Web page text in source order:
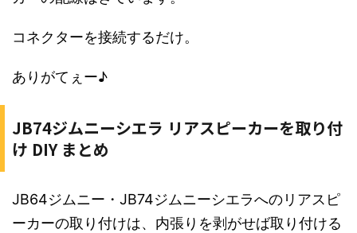
コネクターを接続するだけ。
ありがてぇー♪
JB74ジムニーシエラ リアスピーカーを取り付
け DIY まとめ
JB64ジムニー・JB74ジムニーシエラへのリアスピ
ーカーの取り付けは、内張りを剥がせば取り付ける